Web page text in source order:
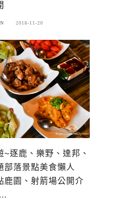
2018-11-20
~逐鹿、樂野、達邦、
部落景點美食懶人
鹿園、射箭場公開介